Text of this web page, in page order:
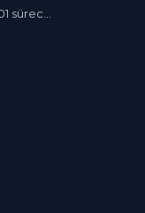
sürec...